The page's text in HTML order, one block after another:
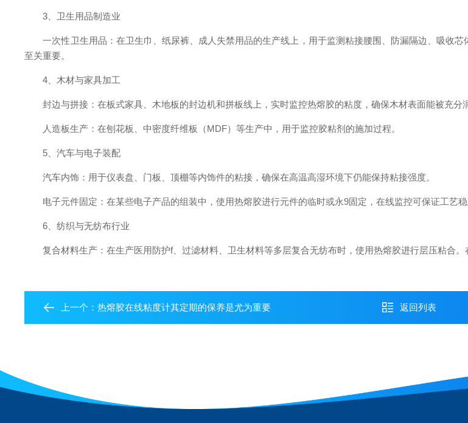
3、卫生用品制造业
一次性卫生用品：在卫生巾、纸尿裤、成人失禁用品的生产线上，用于监测粘接腰围、防漏隔边、吸收芯
至关重要。
4、木材与家具加工
封边与拼接：在板式家具、木地板的封边机和拼板线上，实时监控热熔胶的粘度，确保木材表面能被充分
人造板生产：在刨花板、中密度纤维板（MDF）等生产中，用于监控胶粘剂的施加过程。
5、汽车与电子装配
汽车内饰：用于仪表盘、门板、顶棚等内饰件的粘接，确保在高温高湿环境下仍能保持粘接强度。
电子元件固定：在某些电子产品的组装中，使用热熔胶进行元件的临时或永9固定，在线监控可保证工艺稳
6、纺织与无纺布行业
复合材料生产：在生产医用防护f、过滤材料、卫生材料等多层复合无纺布时，使用热熔胶进行层压粘合。
上一个：热熔胶在线粘度计其定期的保养是尤为重要 返回列表